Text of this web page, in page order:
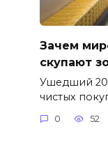
Зачем
скупают
Ушедший
чистых
0 52